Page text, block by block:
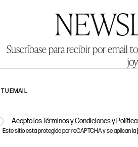
Suscríbase para recibir por email
TU EMAIL
Acepto losTérminos y Condicionesy
Este sitio está protegido por reCAPTCHA y se aplican la